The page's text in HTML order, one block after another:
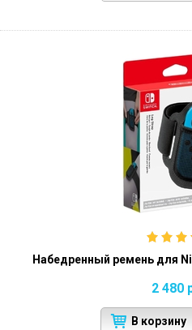
Набедренный ремень для
2 480
В корзину